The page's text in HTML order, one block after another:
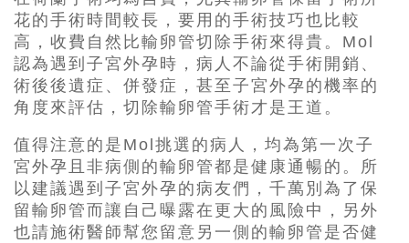
花的手術時間較長，要用的手術技巧也比較
高，收費自然比輸卵管切除手術來得貴。Mol
認為遇到子宮外孕時，病人不論從手術開銷、
術後後遺症、併發症，甚至子宮外孕的機率的
角度來評估，切除輸卵管手術才是王道。
值得注意的是Mol挑選的病人，均為第一次子
宮外孕且非病側的輸卵管都是健康通暢的。所
以建議遇到子宮外孕的病友們，千萬別為了保
留輸卵管而讓自己曝露在更大的風險中，另外
也請施術醫師幫您留意另一側的輸卵管是否健